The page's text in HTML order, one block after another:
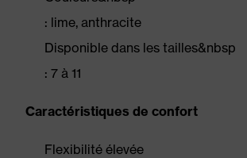
: lime, anthracite
Disponible dans les tailles&nbsp
: 7 à 11
Caractéristiques de confort
Flexibilité élevée